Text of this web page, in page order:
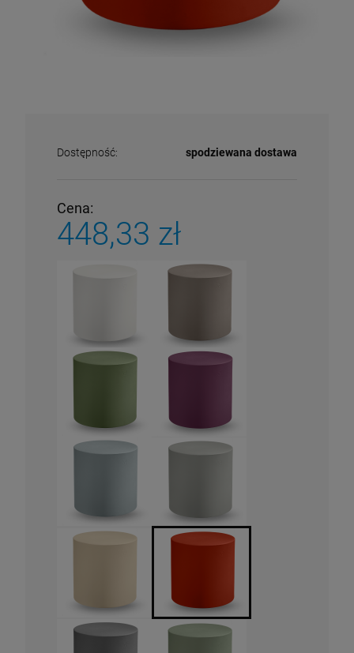
Dostępność: spodziewana dostawa
Cena:
448,33 zł